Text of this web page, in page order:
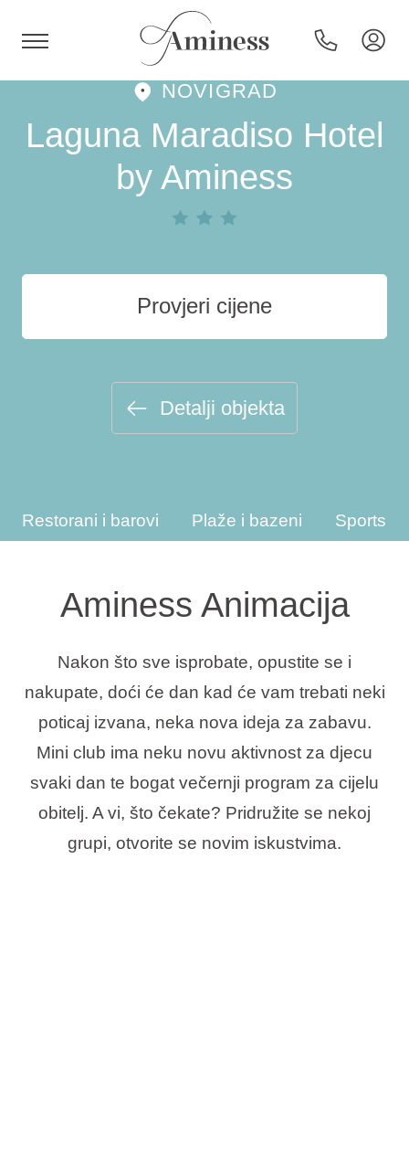
HR
Hoteli i resorti
Kampovi
Destinacije
Interesi
Brandovi
Blogovi
NOVIGRAD
Laguna Maradiso Hotel
by Aminess
Provjeri cijene
Detalji objekta
Restorani i barovi Plaže i bazeni
Aminess Animacija
Nakon što sve isprobate, opustite se i
nakupate, doći će dan kad će vam trebati neki
poticaj izvana, neka nova ideja za zabavu.
Mini club ima neku novu aktivnost za djecu
svaki dan te bogat večernji program za cijelu
obitelj. A vi, što čekate? Pridružite se nekoj
grupi, otvorite se novim iskustvima.